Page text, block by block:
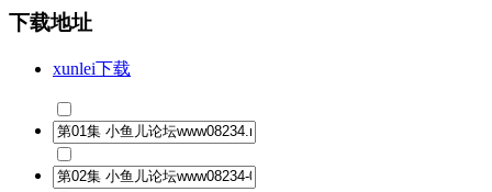
下载地址
xunlei下载